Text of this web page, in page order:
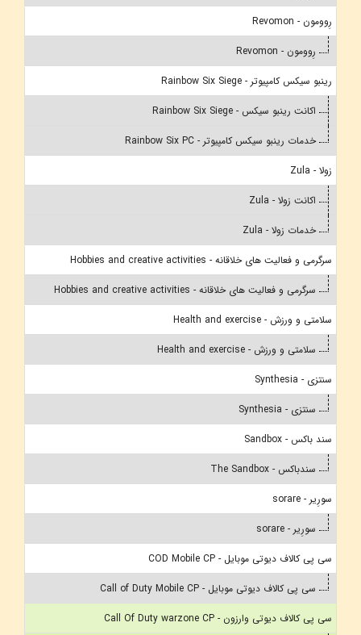
رِوومون - Revomon
رِوومون - Revomon
رینبو سیکس کامپیوتر - Rainbow Six Siege
اکانت رینبو سیکس - Rainbow Six Siege
خدمات رینبو سیکس کامپیوتر - Rainbow Six PC
زولا - Zula
اکانت زولا - Zula
خدمات زولا - Zula
سرگرمی و فعالیت های خلاقانه - Hobbies and creative activities
سرگرمی و فعالیت های خلاقانه - Hobbies and creative activities
سلامتی و ورزش - Health and exercise
سلامتی و ورزش - Health and exercise
سنتزی - Synthesia
سنتزی - Synthesia
سند باکس - Sandbox
سندباکس - The Sandbox
سورِیر - sorare
سورِیر - sorare
سی پی کالاف دیوتی موبایل - COD Mobile CP
سی پی کالاف دیوتی موبایل - Call of Duty Mobile CP
سی پی کالاف دیوتی وارزون - Call Of Duty warzone CP